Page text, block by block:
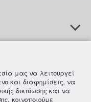
μας να λειτουργεί
και διαφημίσεις, να
δικτύωσης και να
κοινοποιούμε